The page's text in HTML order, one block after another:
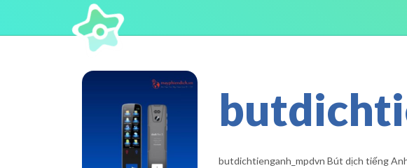
butdichtienganh_mpdvn Bút dịch tiếng